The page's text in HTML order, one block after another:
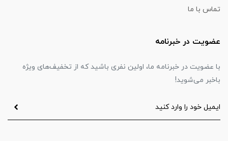
تماس با ما
عضویت در خبرنامه
با عضویت در خبرنامه ما، اولین نفری باشید که از تخفیف‌های ویژه
باخبر می‌شوید!